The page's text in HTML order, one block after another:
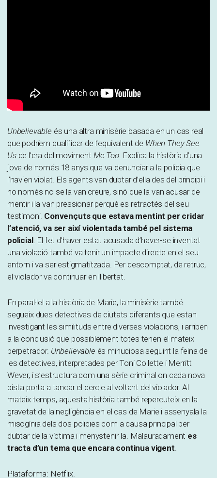
Unbelievable és una altra minisèrie basada en un cas real
que podríem qualificar de l’equivalent de When They See
Usde l’era del moviment Me Too. Explica la història d’una
jove de només 18 anys que va denunciar a la policia que
l’havien violat. Els agents van dubtar d’ella des del principi i
no només no se la van creure, sinó que la van acusar de
mentir i la van pressionar perquè es retractés del seu
testimoni. Convençuts que estava mentint per cridar
l’atenció, va ser així violentada també pel sistema
policial. El fet d’haver estat acusada d’haver-se inventat
una violació també va tenir un impacte directe en el seu
entorn i va ser estigmatitzada. Per descomptat, de retruc,
el violador va continuar en llibertat.
En paral·lel a la història de Marie, la minisèrie també
segueix dues detectives de ciutats diferents que estan
investigant les similituds entre diverses violacions, i arriben
a la conclusió que possiblement totes tenen el mateix
perpetrador. Unbelievable és minuciosa seguint la feina de
les detectives, interpretades per Toni Collette i Merritt
Wever, i s’estructura com una sèrie criminal on cada nova
pista porta a tancar el cercle al voltant del violador. Al
mateix temps, aquesta història també repercuteix en la
gravetat de la negligència en el cas de Marie i assenyala la
misogínia dels dos policies com a causa principal per
dubtar de la víctima i menystenir-la. Malauradament es
tracta d’un tema que encara continua vigent.
Plataforma: Netflix.